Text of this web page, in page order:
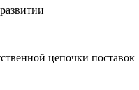
цепочки поставок